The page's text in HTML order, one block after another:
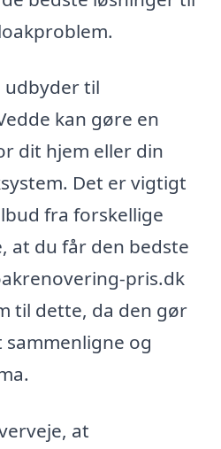
udbyder til
kan gøre en
dit hjem eller din
Det er vigtigt
fra forskellige
at du får den bedste
pris.dk
til dette, da den gør
og
at